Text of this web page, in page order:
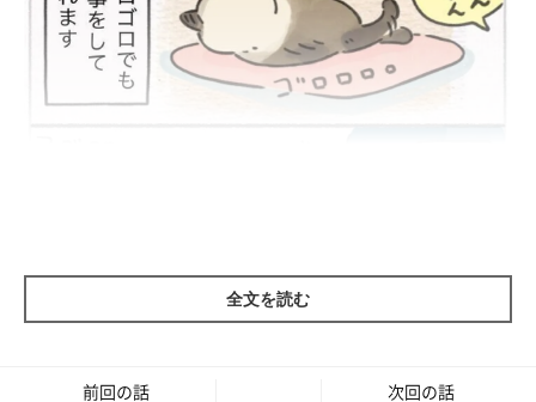
全文を読む
前回の話 次回の話